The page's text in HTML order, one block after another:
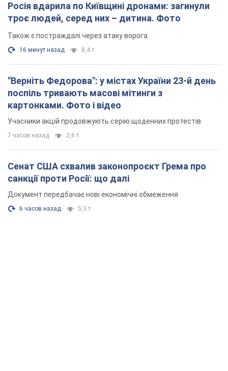
Росія вдарила по Київщині дронами: загинули
троє людей, серед них – дитина. Фото
Також є постраждалі через атаку ворога
16 минут назад 8,4 т.
"Верніть Федорова": у містах України 23-й день
поспіль тривають масові мітинги з
картонками. Фото і відео
Учасники акцій продовжують серію щоденних протестів
7 часов назад 2,6 т.
Сенат США схвалив законопроєкт Грема про
санкції проти Росії: що далі
Документ передбачає нові економічні обмеження
6 часов назад 5,3 т.